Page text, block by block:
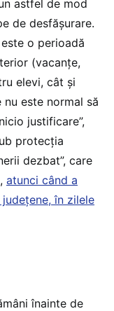
astfel de mod
de desfășurare.
o perioadă
(vacanțe,
elevi, cât și
este normal să
justificare”,
protecția
dezbat”, care
atunci când a
în zilele
înainte de